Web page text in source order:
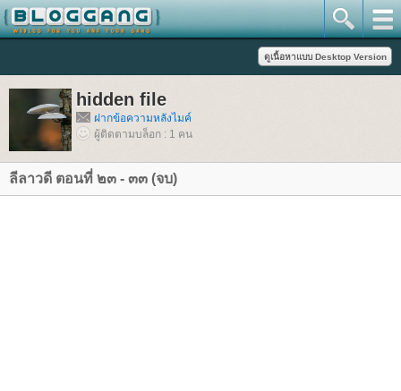
hidden file
ฝากข้อความหลังไมค์
ผู้ติดตามบล็อก : 1 คน
ลีลาวดี ตอนที่ ๒๓ - ๓๓ (จบ)